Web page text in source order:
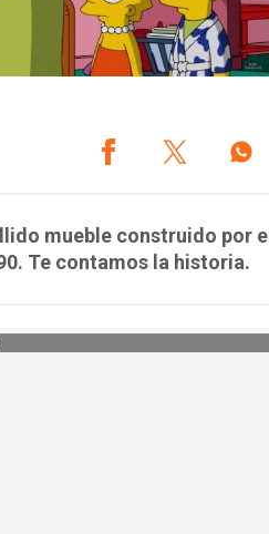
mueble construido por el
Te contamos la historia.